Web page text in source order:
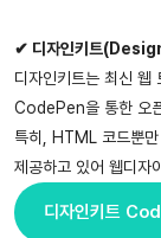
✔ 디자인키트
디자인키트는 최신 웹
CodePen을 통한 오
특히, HTML 코드뿐
제공하고 있어 웹디자
디자인키트